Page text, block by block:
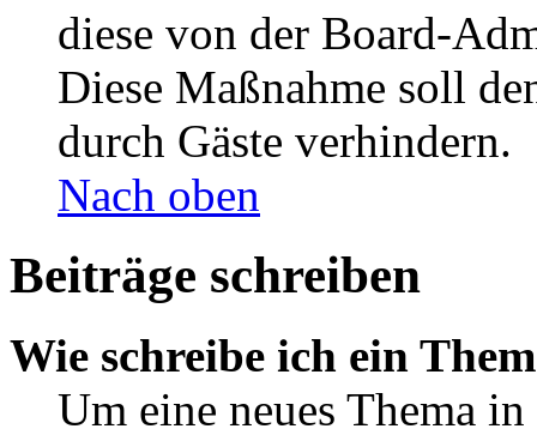
diese von der Board-
Diese Maßnahme soll
durch Gäste verhindern.
Nach oben
Beiträge schreiben
Wie schreibe ich ein
Um eine neues Thema